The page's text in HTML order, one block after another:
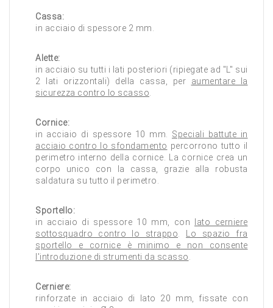
Cassa:
in acciaio di spessore 2 mm.
Alette:
in acciaio su tutti i lati posteriori (ripiegate ad "L" sui
2 lati orizzontali) della cassa, per aumentare la
sicurezza contro lo scasso
Cornice:
in acciaio di spessore 10 mm. Speciali battute in
acciaio contro lo sfondamento percorrono tutto il
perimetro interno della cornice. La cornice crea un
corpo unico con la cassa, grazie alla robusta
saldatura su tutto il perimetro.
Sportello:
in acciaio di spessore 10 mm, con
lato cerniere
sottosquadro contro lo strappo
Lo spazio fra
sportello e cornice è minimo e non consente
l'introduzione di strumenti da scasso
Cerniere:
rinforzate in acciaio di lato 20 mm, fissate con